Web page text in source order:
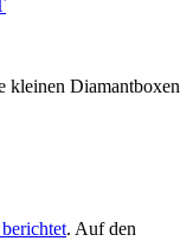
kleinen Diamantboxen
. Auf den